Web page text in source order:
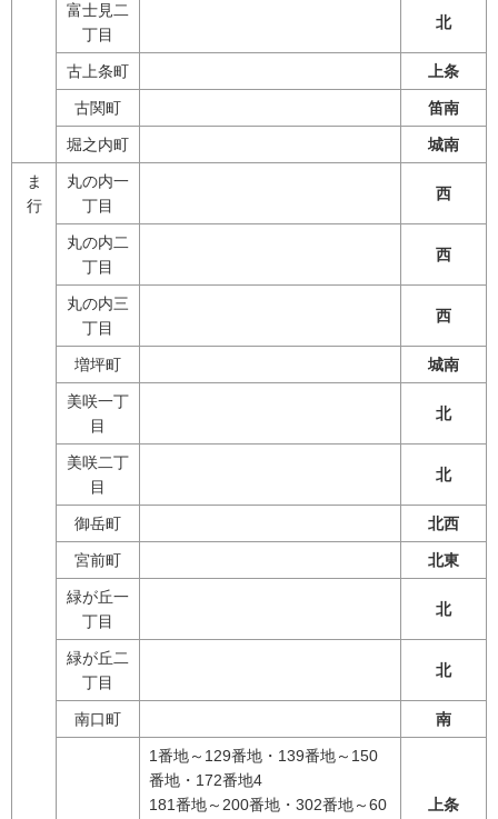
富士見二
丁目
北
古上条町 上条
古関町 笛南
堀之内町 城南
ま
行
丸の内一
丁目
西
丸の内二
丁目
西
丸の内三
丁目
西
増坪町 城南
美咲一丁
目
北
美咲二丁
目
北
御岳町 北西
宮前町 北東
緑が丘一
丁目
北
緑が丘二
丁目
北
南口町 南
1番地～129番地・139番地～150
番地・172番地4
181番地～200番地・302番地～60
上条